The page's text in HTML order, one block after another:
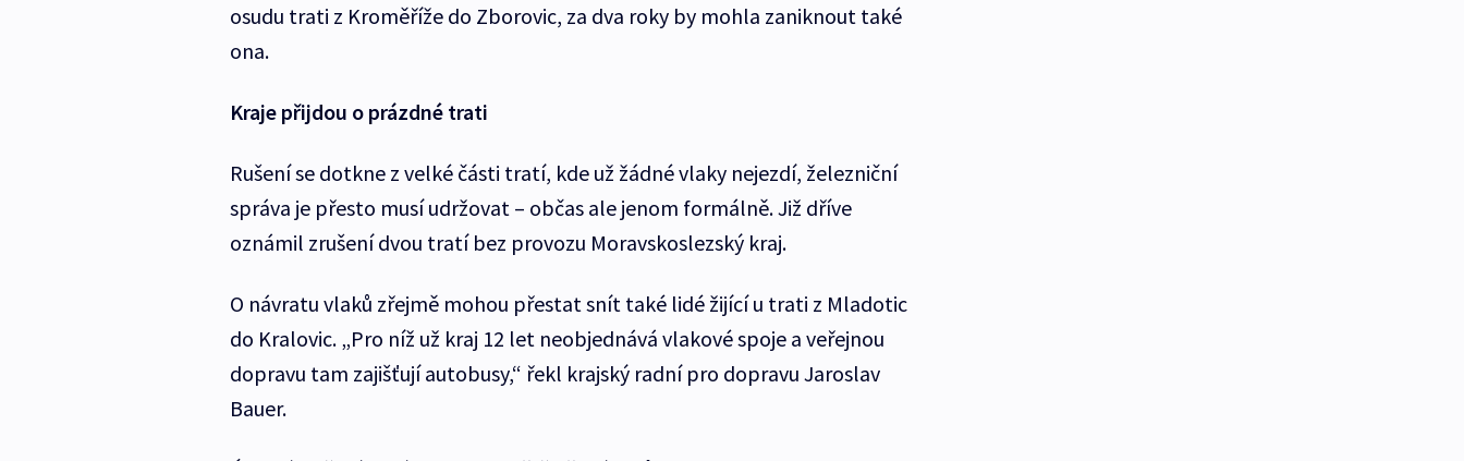
osudu trati z Kroměříže do Zborovic, za dva roky by mohla zaniknout také
ona.
Kraje přijdou o prázdné trati
Rušení se dotkne z velké části tratí, kde už žádné vlaky nejezdí, železniční
správa je přesto musí udržovat – občas ale jenom formálně. Již dříve
oznámil zrušení dvou tratí bez provozu Moravskoslezský kraj.
O návratu vlaků zřejmě mohou přestat snít také lidé žijící u trati z Mladotic
do Kralovic. „Pro níž už kraj 12 let neobjednává vlakové spoje a veřejnou
dopravu tam zajišťují autobusy,“ řekl krajský radní pro dopravu Jaroslav
Bauer.